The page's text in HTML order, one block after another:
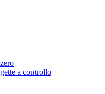
a controllo